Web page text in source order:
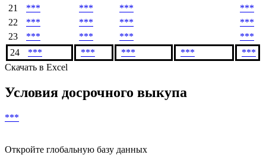
21
*** *** ***
***
22
*** *** ***
***
23
*** *** ***
***
24
*** *** *** ***
***
Скачать в Excel
Условия досрочного выкупа
***
Откройте глобальную базу данных